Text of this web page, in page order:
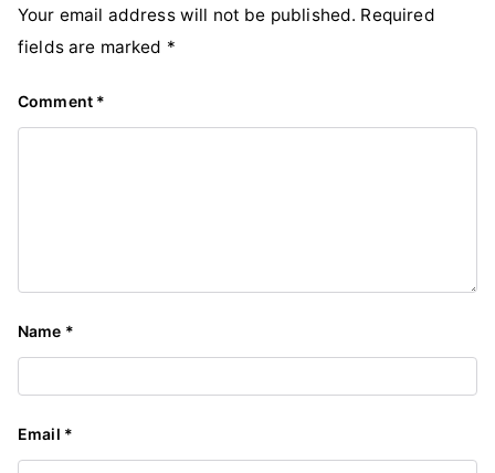
Your email address will not be published. Required
fields are marked *
Comment *
Name *
Email *